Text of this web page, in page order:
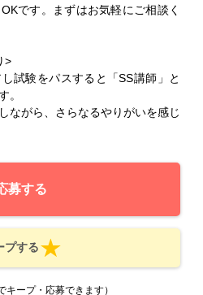
です。まずはお気軽にご相談く
>
試験をパスすると「SS講師」と
。
ながら、さらなるやりがいを感じ
募する
プする
キープ・応募できます）